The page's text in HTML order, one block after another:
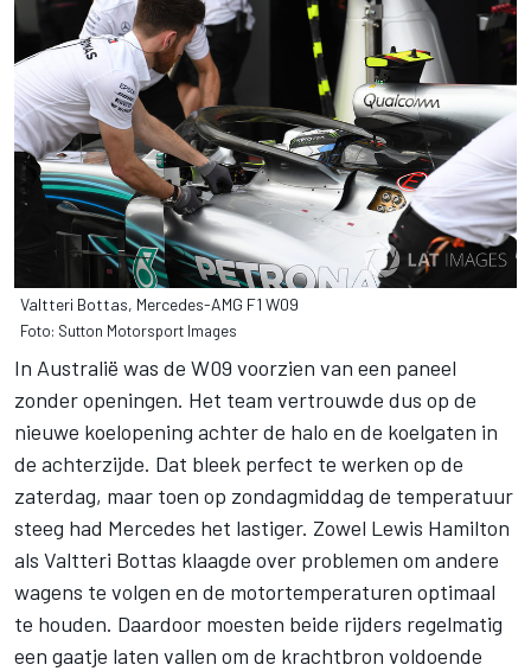
Valtteri Bottas, Mercedes-AMG F1 W09
Foto: Sutton Motorsport Images
In Australië was de W09 voorzien van een paneel
zonder openingen. Het team vertrouwde dus op de
nieuwe koelopening achter de halo en de koelgaten in
de achterzijde. Dat bleek perfect te werken op de
zaterdag, maar toen op zondagmiddag de temperatuur
steeg had Mercedes het lastiger. Zowel Lewis Hamilton
als Valtteri Bottas klaagde over problemen om andere
wagens te volgen en de motortemperaturen optimaal
te houden. Daardoor moesten beide rijders regelmatig
een gaatje laten vallen om de krachtbron voldoende